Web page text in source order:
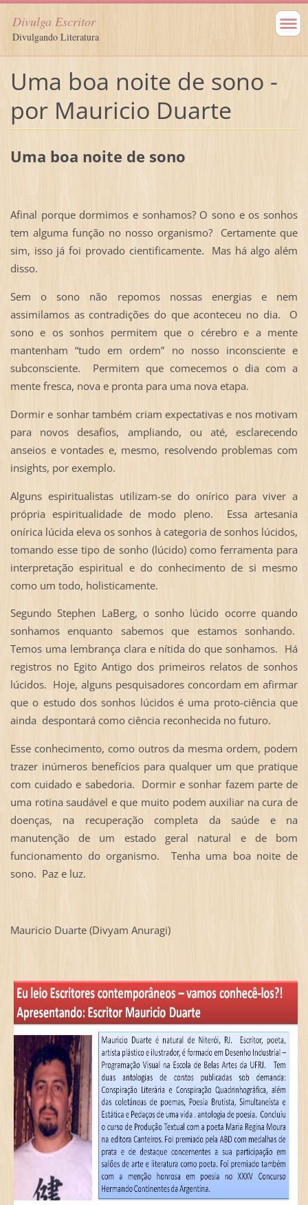
Divulga Escritor
Divulgando Literatura
Uma boa noite de sono -
por Mauricio Duarte
Uma boa noite de sono
Afinal porque dormimos e sonhamos? O sono e os sonhos
tem alguma função no nosso organismo? Certamente que
sim, isso já foi provado cientificamente. Mas há algo além
disso.
Sem o sono não repomos nossas energias e nem
assimilamos as contradições do que aconteceu no dia. O
sono e os sonhos permitem que o cérebro e a mente
mantenham “tudo em ordem” no nosso inconsciente e
subconsciente. Permitem que comecemos o dia com a
mente fresca, nova e pronta para uma nova etapa.
Dormir e sonhar também criam expectativas e nos motivam
para novos desafios, ampliando, ou até, esclarecendo
anseios e vontades e, mesmo, resolvendo problemas com
insights, por exemplo.
Alguns espiritualistas utilizam-se do onírico para viver a
própria espiritualidade de modo pleno. Essa artesania
onírica lúcida eleva os sonhos à categoria de sonhos lúcidos,
tomando esse tipo de sonho (lúcido) como ferramenta para
interpretação espiritual e do conhecimento de si mesmo
como um todo, holisticamente.
Segundo Stephen LaBerg, o sonho lúcido ocorre quando
sonhamos enquanto sabemos que estamos sonhando.
Temos uma lembrança clara e nítida do que sonhamos. Há
registros no Egito Antigo dos primeiros relatos de sonhos
lúcidos. Hoje, alguns pesquisadores concordam em afirmar
que o estudo dos sonhos lúcidos é uma proto-ciência que
ainda despontará como ciência reconhecida no futuro.
Esse conhecimento, como outros da mesma ordem, podem
trazer inúmeros benefícios para qualquer um que pratique
com cuidado e sabedoria. Dormir e sonhar fazem parte de
uma rotina saudável e que muito podem auxiliar na cura de
doenças, na recuperação completa da saúde e na
manutenção de um estado geral natural e de bom
funcionamento do organismo. Tenha uma boa noite de
sono. Paz e luz.
Mauricio Duarte (Divyam Anuragi)